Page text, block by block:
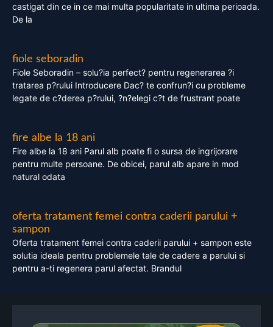
castigat din ce in ce mai multa popularitate in ultima perioada.
De la
fiole seboradin
Fiole Seboradin – solu?ia perfect? pentru regenerarea ?i
tratarea p?rului Introducere Dac? te confrun?i cu probleme
legate de c?derea p?rului, ?n?elegi c?t de frustrant poate
fire albe la 18 ani
Fire albe la 18 ani Parul alb poate fi o sursa de ingrijorare
pentru multe persoane. De obicei, parul alb apare in mod
natural odata
oferta tratament femei contra caderii parului +
sampon
Oferta tratament femei contra caderii parului + sampon este
solutia ideala pentru problemele tale de cadere a parului si
pentru a-ti regenera parul afectat. Brandul